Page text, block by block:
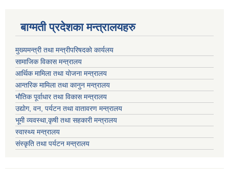
बाग्मती प्रदेशका मन्त्रालयहरु
मुख्यमन्त्री तथा मन्त्रीपरिषदकाे कार्यलय
सामाजिक विकास मन्त्रालय
आर्थिक मामिला तथा याेजना मन्त्रालय
आन्तरिक मामिला तथा कानुन मन्त्रालय
भाैतिक पूर्वाधार तथा विकास मन्त्रालय
उद्याेग, वन, पर्यटन तथा वातावरण मन्त्रालय
भूमी व्यवस्था,कृषी तथा सहकारी मन्त्रालय
स्वास्थ्य मन्त्रालय
संस्कृति तथा पर्यटन मन्त्रालय